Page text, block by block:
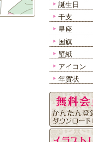
誕生日
干支
星座
国旗
壁紙
アイコン
年賀状